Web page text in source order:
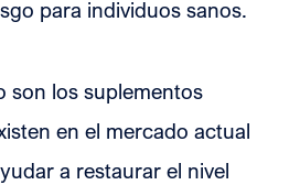
para individuos sanos.
son los suplementos
en el mercado actual
a restaurar el nivel